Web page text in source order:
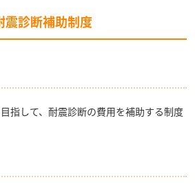
診断補助制度
指して、耐震診断の費用を補助する制度